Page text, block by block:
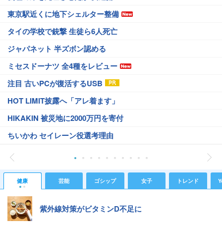
東京駅近くに地下シェルター整備
タイの学校で銃撃 生徒ら6人死亡
ジャパネット 半ズボン認める
ミセスドーナツ 全4種をレビュー
注目 古いPCが復活するUSB
HOT LIMIT披露へ「アレ着ます」
HIKAKIN 被災地に2000万円を寄付
ちいかわ セイレーン役選考理由
健康 芸能 ゴシップ 女子 トレンド
紫外線対策がビタミンD不足に